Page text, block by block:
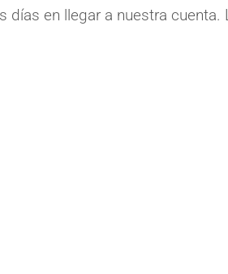
días en llegar a nuestra